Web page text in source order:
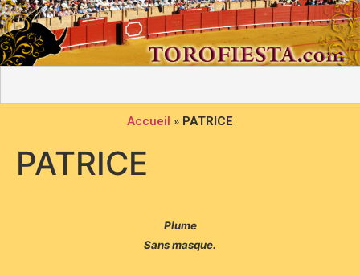
Accueil » PATRICE
PATRICE
Plume
Sans masque.